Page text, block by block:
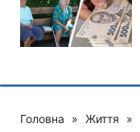
Головна » Життя »